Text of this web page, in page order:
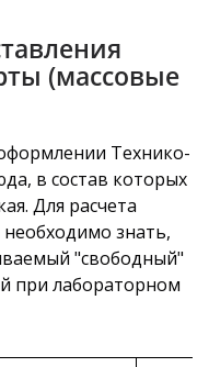
(массовые
Технико-
в состав которых
Для расчета
знать,
"свободный"
при лабораторном